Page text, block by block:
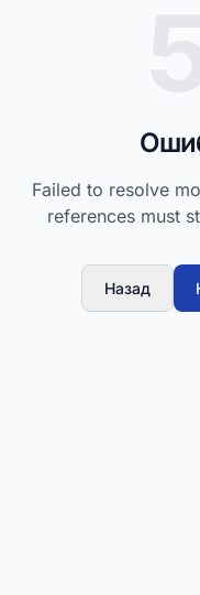
Failed to resolve
references must
Назад